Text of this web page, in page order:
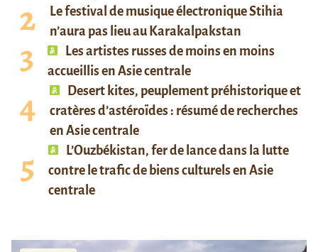
Le festival de musique électronique Stihia
n’aura pas lieu au Karakalpakstan
Les artistes russes de moins en moins
accueillis en Asie centrale
Desert kites, peuplement préhistorique et
cratères d’astéroïdes : résumé de recherches
en Asie centrale
L’Ouzbékistan, fer de lance dans la lutte
contre le trafic de biens culturels en Asie
centrale